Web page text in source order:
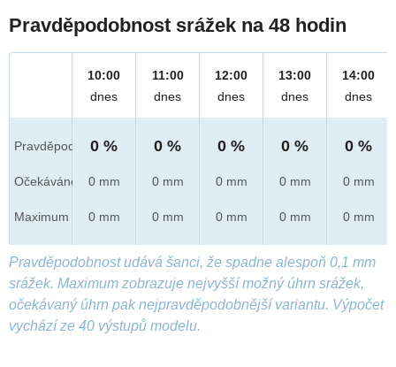
Pravděpodobnost srážek na 48 hodin
Pravděpod.
Očekáváno
Maximum
10:00
dnes
0 %
0 mm
0 mm
11:00
dnes
0 %
0 mm
0 mm
12:00
dnes
0 %
0 mm
0 mm
13:00
dnes
0 %
0 mm
0 mm
14:00
dnes
0 %
0 mm
0 mm
Pravděpodobnost udává šanci, že spadne alespoň 0,1 mm
srážek. Maximum zobrazuje nejvyšší možný úhrn srážek,
očekávaný úhrn pak nejpravděpodobnější variantu. Výpočet
vychází ze 40 výstupů modelu.